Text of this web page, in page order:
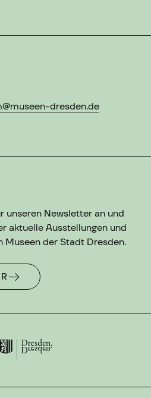
dresden.de
unseren Newsletter an und
aktuelle Ausstellungen und
Museen der Stadt Dresden.